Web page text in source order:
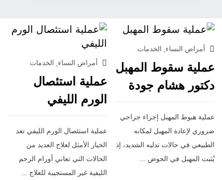
أمراض النساء الخدمات
عملية سقوط المهبل
دكتور هشام جودة
عملية هبوط المهبل إجراء جراحي
ضروري لإعادة المهبل لمكانه
الطبيعي في حالات تدليه الشديد، إذ
يُثبت المهبل في الحوض ...
أمراض النساء الخدمات
عملية استئصال
الورم الليفي
عملية استئصال الورم الليفي تعد
الخيار الأمثل لعلاج العديد من
الحالات التي تعاني أورام الرحم
الليفية غير المستجيبة للعلاج ...